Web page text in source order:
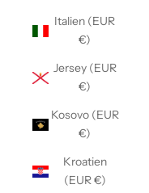
Italien (EUR
€)
Jersey (EUR
€)
Kosovo (EUR
€)
Kroatien
(EUR €)